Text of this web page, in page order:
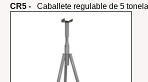
CR5 - Caballete regulable de 5